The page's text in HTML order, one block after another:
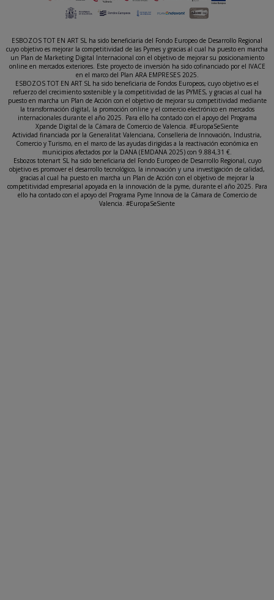
ESBOZOS TOT EN ART SL ha sido beneficiaria del Fondo Europeo de Desarrollo Regional
cuyo objetivo es mejorar la competitividad de las Pymes y gracias al cual ha puesto en marcha
un Plan de Marketing Digital Internacional con el objetivo de mejorar su posicionamiento
online en mercados exteriores. Este proyecto de inversión ha sido cofinanciado por el IVACE
en el marco del Plan ARA EMPRESES 2025.
ESBOZOS TOT EN ART SL ha sido beneficiaria de Fondos Europeos, cuyo objetivo es el
refuerzo del crecimiento sostenible y la competitividad de las PYMES, y gracias al cual ha
puesto en marcha un Plan de Acción con el objetivo de mejorar su competitividad mediante
la transformación digital, la promoción online y el comercio electrónico en mercados
internacionales durante el año 2025. Para ello ha contado con el apoyo del Programa
Xpande Digital de la Cámara de Comercio de Valencia. #EuropaSeSiente
Actividad financiada por la Generalitat Valenciana, Conselleria de Innovación, Industria,
Comercio y Turismo, en el marco de las ayudas dirigidas a la reactivación económica en
municipios afectados por la DANA (EMDANA 2025) con 9.884,31 €.
Esbozos totenart SL ha sido beneficiaria del Fondo Europeo de Desarrollo Regional, cuyo
objetivo es promover el desarrollo tecnológico, la innovación y una investigación de calidad,
gracias al cual ha puesto en marcha un Plan de Acción con el objetivo de mejorar la
competitividad empresarial apoyada en la innovación de la pyme, durante el año 2025. Para
ello ha contado con el apoyo del Programa Pyme Innova de la Cámara de Comercio de
Valencia. #EuropaSeSiente